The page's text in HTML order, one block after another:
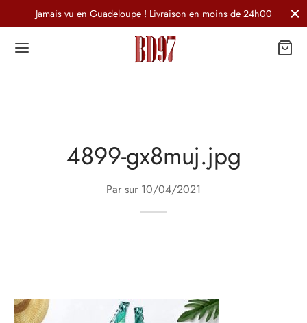
Jamais vu en Guadeloupe ! Livraison en moins de 24h00
4899-gx8muj.jpg
Par sur 10/04/2021